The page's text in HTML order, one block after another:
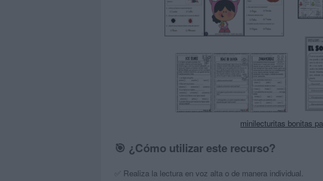
minilecturitas bonitas
🎯 ¿Cómo utilizar este recurso?
✅ Realiza la lectura en voz alta o de manera individual.